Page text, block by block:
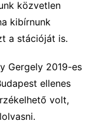
közvetlen
kibírnunk
a stációját is.
Gergely 2019-es
ellenes
volt,